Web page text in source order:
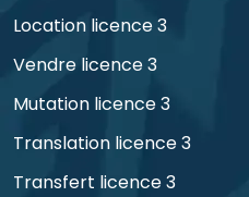
Location licence 3
Vendre licence 3
Mutation licence 3
Translation licence 3
Transfert licence 3